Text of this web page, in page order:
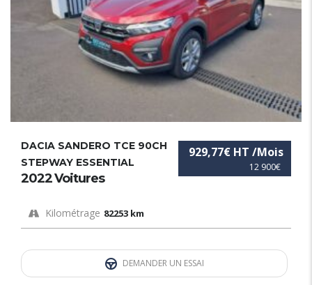
12 900€
929,77€ HT /Mois
DACIA SANDERO TCE 90CH
STEPWAY ESSENTIAL
2022 Voitures
Kilométrage 82253 km
DEMANDER UN ESSAI